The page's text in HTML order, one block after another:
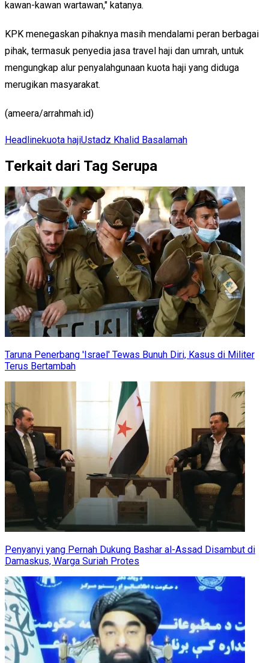
kawan-kawan wartawan," katanya.
KPK menegaskan pihaknya masih mendalami peran berbagai
pihak, termasuk penyedia jasa travel haji dan umrah, untuk
mengungkap alur penyalahgunaan kuota haji yang diduga
merugikan masyarakat.
(ameera/arrahmah.id)
Headlinekuota hajiUstadz Khalid Basalamah
Terkait dari Tag Serupa
Taruna Penerbang 'Israel' Tewas Bunuh Diri, Kasus di Militer
Terus Bertambah
Penyanyi yang Pernah Dukung Bashar al-Assad Disambut di
Damaskus, Warga Suriah Protes